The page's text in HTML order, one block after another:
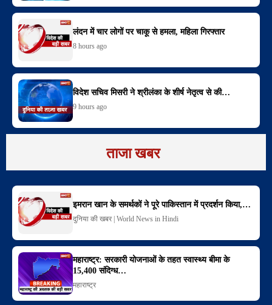
लंदन में चार लोगों पर चाकू से हमला, महिला गिरफ्तार
8 hours ago
विदेश सचिव मिसरी ने श्रीलंका के शीर्ष नेतृत्व से की…
9 hours ago
ताजा खबर
इमरान खान के समर्थकों ने पूरे पाकिस्तान में प्रदर्शन किया,…
दुनिया की खबर | World News in Hindi
महाराष्ट्र: सरकारी योजनाओं के तहत स्वास्थ्य बीमा के
15,400 संदिग्ध…
महाराष्ट्र